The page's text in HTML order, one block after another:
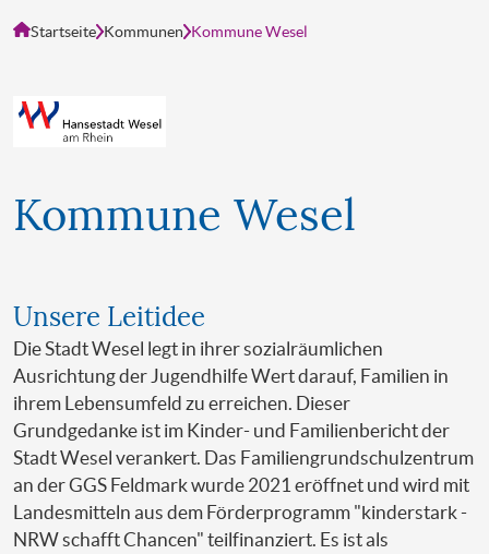
Startseite Kommunen Kommune Wesel
Kommune Wesel
Unsere Leitidee
Die Stadt Wesel legt in ihrer sozialräumlichen
Ausrichtung der Jugendhilfe Wert darauf, Familien in
ihrem Lebensumfeld zu erreichen. Dieser
Grundgedanke ist im Kinder- und Familienbericht der
Stadt Wesel verankert. Das Familiengrundschulzentrum
an der GGS Feldmark wurde 2021 eröffnet und wird mit
Landesmitteln aus dem Förderprogramm "kinderstark -
NRW schafft Chancen" teilfinanziert. Es ist als